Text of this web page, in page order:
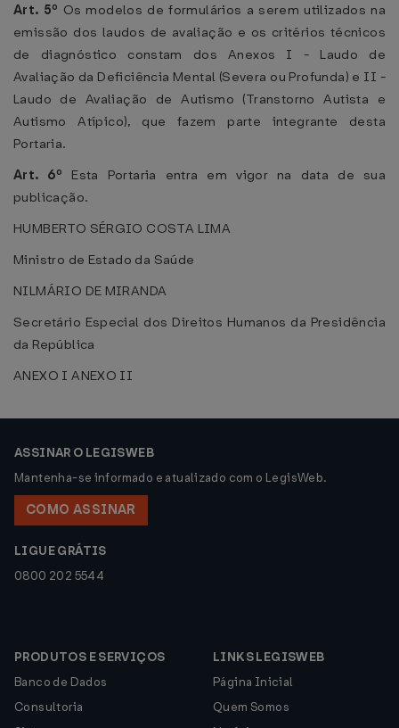
Art. 5º Os modelos de formulários a serem utilizados na
emissão dos laudos de avaliação e os critérios técnicos
de diagnóstico constam dos Anexos I - Laudo de
Avaliação da Deficiência Mental (Severa ou Profunda) e II -
Laudo de Avaliação de Autismo (Transtorno Autista e
Autismo Atípico), que fazem parte integrante desta
Portaria.
Art. 6º Esta Portaria entra em vigor na data de sua
publicação.
HUMBERTO SÉRGIO COSTA LIMA
Ministro de Estado da Saúde
NILMÁRIO DE MIRANDA
Secretário Especial dos Direitos Humanos da Presidência
da República
ANEXO I ANEXO II
ASSINAR O LEGISWEB
Mantenha-se informado e atualizado com o LegisWeb.
COMO ASSINAR
LIGUE GRÁTIS
0800 202 5544
PRODUTOS E SERVIÇOS
Banco de Dados
Consultoria
LINKS LEGISWEB
Página Inicial
Quem Somos